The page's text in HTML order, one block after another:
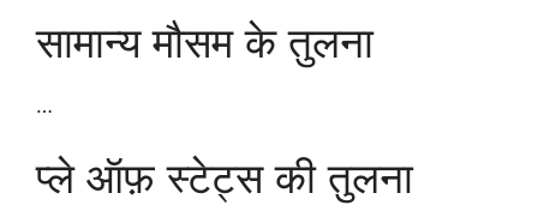
सामान्य मौसम के तुलना
…
प्ले ऑफ़ स्टेट्स की तुलना